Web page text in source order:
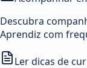
Descubra
Aprendiz com
Ler dicas de